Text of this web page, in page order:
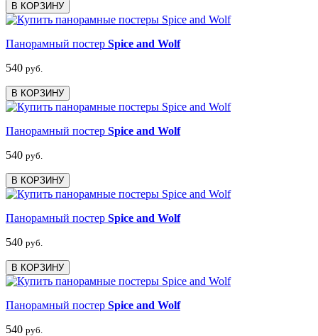
В КОРЗИНУ
Панорамный постер Spice and Wolf
540 руб.
В КОРЗИНУ
Панорамный постер Spice and Wolf
540 руб.
В КОРЗИНУ
Панорамный постер Spice and Wolf
540 руб.
В КОРЗИНУ
Панорамный постер Spice and Wolf
540 руб.